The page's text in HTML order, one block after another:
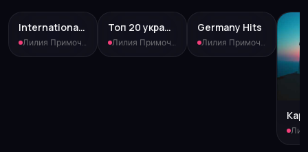
International hits
Лилия Примоченко 5 tracks
Топ 20 украинских треков
Лилия Примоченко 15 tracks
Germany Hits
Лилия Примоченко ·4